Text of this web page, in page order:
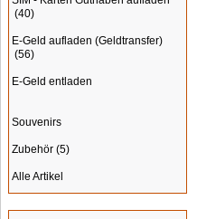
(40)
E-Geld aufladen (Geldtransfer)
(56)
E-Geld entladen
Souvenirs
Zubehör (5)
Alle Artikel